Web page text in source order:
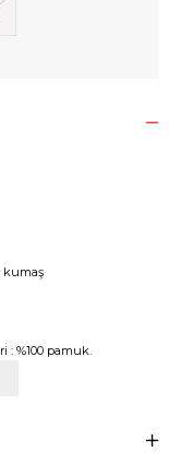
kumaş
: %100 pamuk.